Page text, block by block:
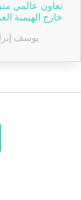
تعاون عالمي
خارج الهيمنة
يوسف